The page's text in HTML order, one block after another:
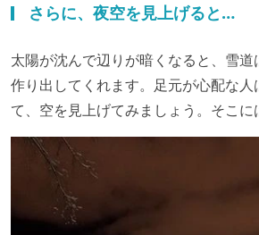
さらに、夜空を見上げると…
太陽が沈んで辺りが暗くなると、雪
作り出してくれます。足元が心配な人
て、空を見上げてみましょう。そこ